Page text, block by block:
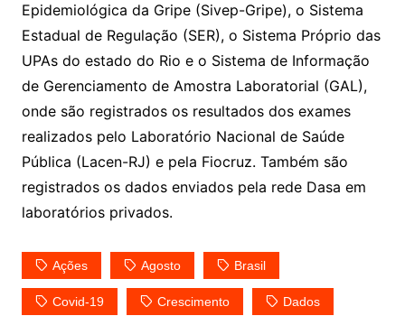
Epidemiológica da Gripe (Sivep-Gripe), o Sistema
Estadual de Regulação (SER), o Sistema Próprio das
UPAs do estado do Rio e o Sistema de Informação
de Gerenciamento de Amostra Laboratorial (GAL),
onde são registrados os resultados dos exames
realizados pelo Laboratório Nacional de Saúde
Pública (Lacen-RJ) e pela Fiocruz. Também são
registrados os dados enviados pela rede Dasa em
laboratórios privados.
Ações Agosto Brasil
Covid-19 Crescimento Dados